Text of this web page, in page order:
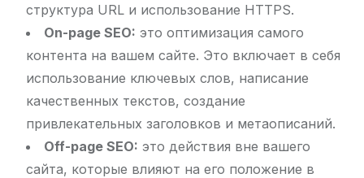
структура URL и использование HTTPS.
On-page SEO: это оптимизация самого
контента на вашем сайте. Это включает в себя
использование ключевых слов, написание
качественных текстов, создание
привлекательных заголовков и метаописаний.
Off-page SEO: это действия вне вашего
сайта, которые влияют на его положение в